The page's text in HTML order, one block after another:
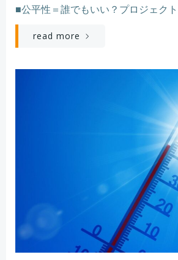
■公平性＝誰でもいい？プロジェク
read more